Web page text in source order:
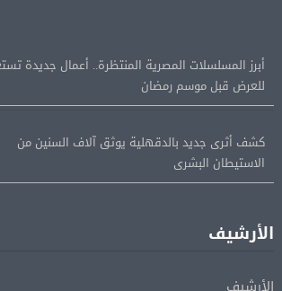
للعرض قبل موسم رمضان
الاستيطان البشرى
إسبانيا تعيد فرض الرقابة على حدودها مع إيطاليا وسط
الأرشيف